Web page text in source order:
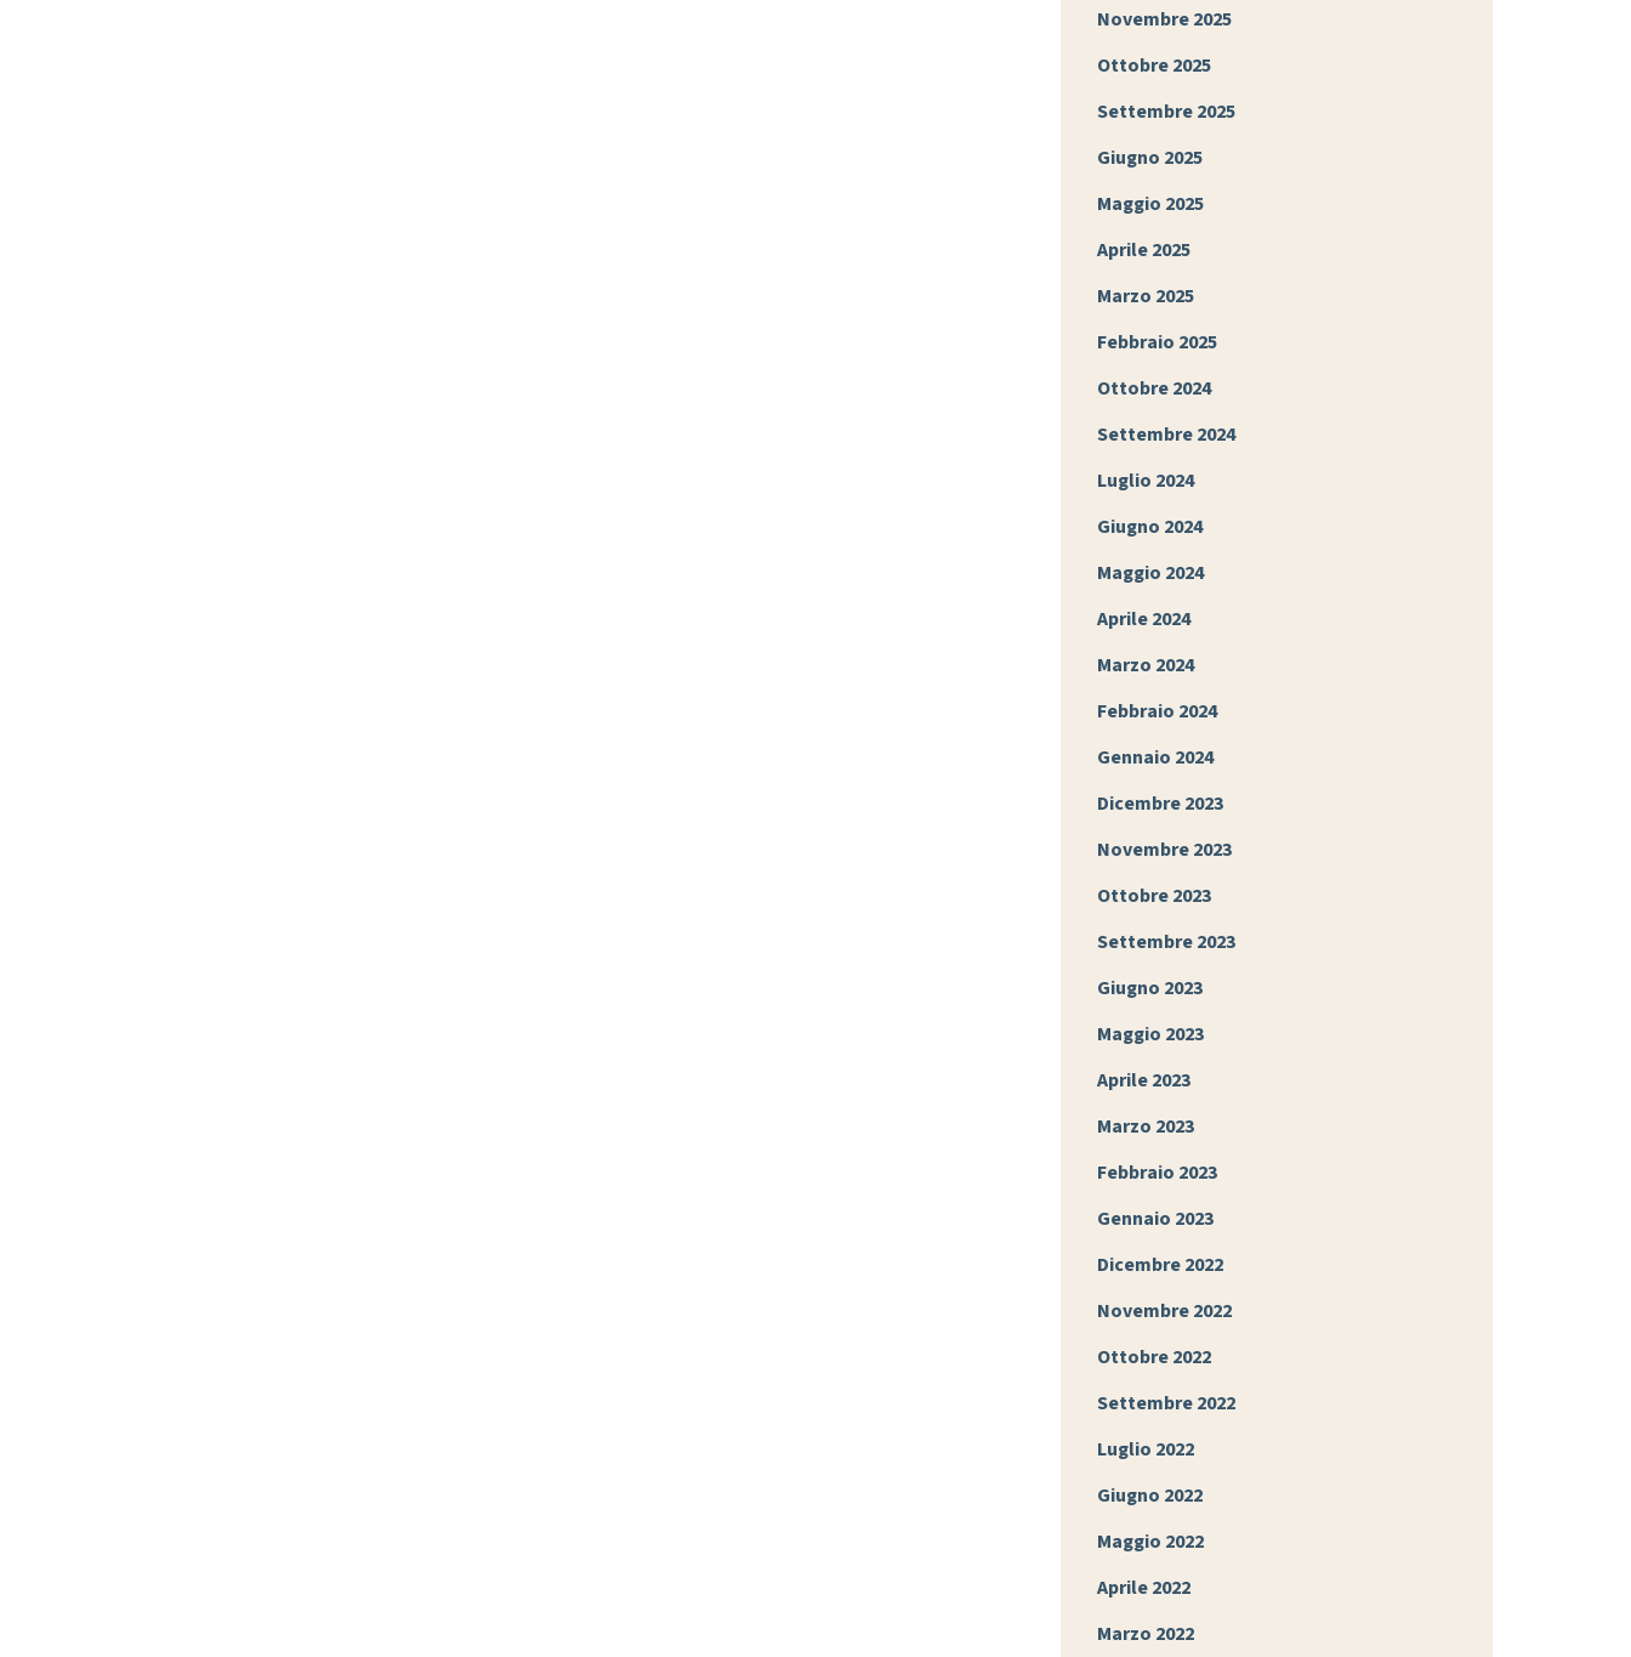
Novembre 2025
Ottobre 2025
Settembre 2025
Giugno 2025
Maggio 2025
Aprile 2025
Marzo 2025
Febbraio 2025
Ottobre 2024
Settembre 2024
Luglio 2024
Giugno 2024
Maggio 2024
Aprile 2024
Marzo 2024
Febbraio 2024
Gennaio 2024
Dicembre 2023
Novembre 2023
Ottobre 2023
Settembre 2023
Giugno 2023
Maggio 2023
Aprile 2023
Marzo 2023
Febbraio 2023
Gennaio 2023
Dicembre 2022
Novembre 2022
Ottobre 2022
Settembre 2022
Luglio 2022
Giugno 2022
Maggio 2022
Aprile 2022
Marzo 2022